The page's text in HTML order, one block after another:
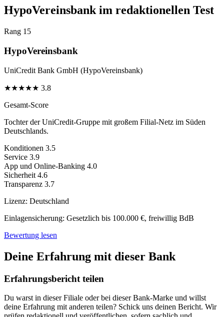
HypoVereinsbank im redaktionellen Test
Rang 15
HypoVereinsbank
UniCredit Bank GmbH (HypoVereinsbank)
★★★★★ 3.8
Gesamt-Score
Tochter der UniCredit-Gruppe mit großem Filial-Netz im Süden
Deutschlands.
Konditionen 3.5
Service 3.9
App und Online-Banking 4.0
Sicherheit 4.6
Transparenz 3.7
Lizenz: Deutschland
Einlagensicherung: Gesetzlich bis 100.000 €, freiwillig BdB
Bewertung lesen
Deine Erfahrung mit dieser Bank
Erfahrungsbericht teilen
Du warst in dieser Filiale oder bei dieser Bank-Marke und willst
deine Erfahrung mit anderen teilen? Schick uns deinen Bericht. Wir